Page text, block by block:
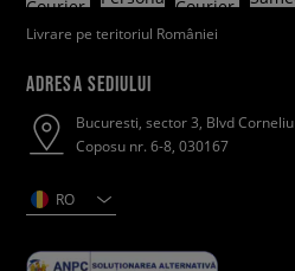
Livrare pe teritoriul României
ADRESA SEDIULUI
Bucuresti, sector 3, Blvd Corneliu
Coposu nr. 6-8, 030167
RO